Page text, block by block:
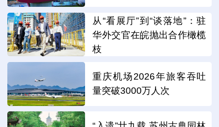
从“看展厅”到“谈落地”：驻
华外交官在皖抛出合作橄榄
枝
重庆机场2026年旅客吞吐
量突破3000万人次